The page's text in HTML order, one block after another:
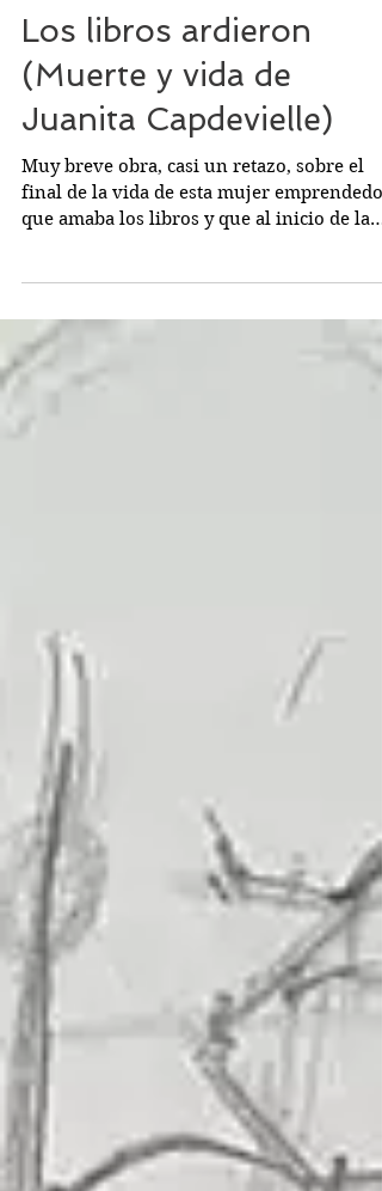
Los libros ardieron
(Muerte y vida de
Juanita Capdevielle)
final de la vida de esta mujer
Guerra...